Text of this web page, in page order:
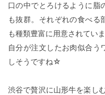
口の中でとろけるように脂
も抜群。それぞれの食べる
も種類豊富に用意されていま
自分が注文したお肉似合う
しそうですね☆
渋谷で贅沢に山形牛を楽し